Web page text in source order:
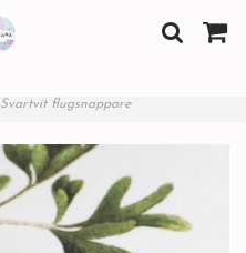
Svartvit flugsnappare